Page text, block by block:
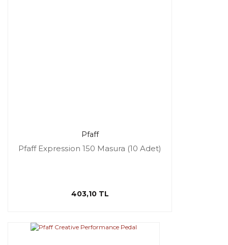
Pfaff
Pfaff Expression 150 Masura (10 Adet)
403,10 TL